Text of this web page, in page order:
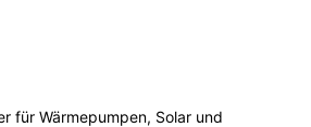
für Wärmepumpen, Solar und